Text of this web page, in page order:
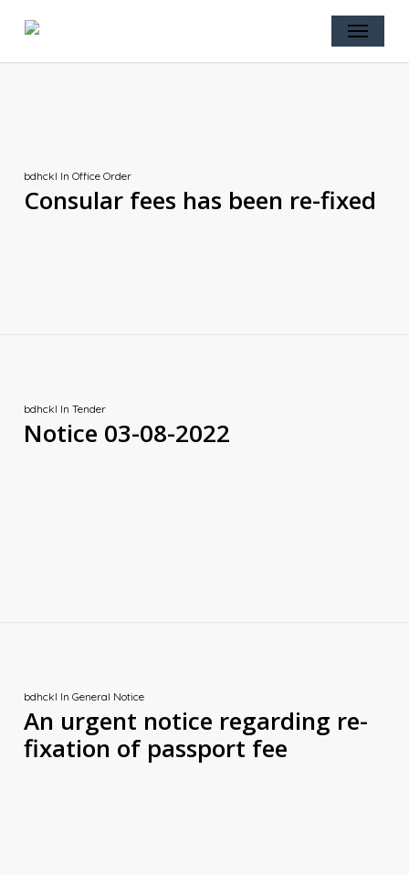
Menu
bdhckl In Office Order
Consular fees has been re-fixed
bdhckl In Tender
Notice 03-08-2022
bdhckl In General Notice
An urgent notice regarding re-
fixation of passport fee